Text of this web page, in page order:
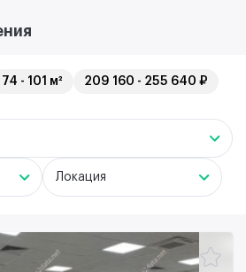
74 - 101 м²
209 160 - 255 640 ₽
Локация